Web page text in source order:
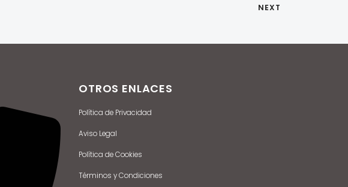
NEXT
OTROS ENLACES
Política de Privacidad
Aviso Legal
Política de Cookies
Términos y Condiciones